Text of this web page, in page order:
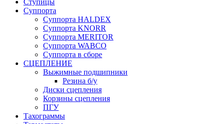
Суппорта
Суппорта HALDEX
Суппорта KNORR
Суппорта MERITOR
Суппорта WABCO
Суппорта в сборе
СЦЕПЛЕНИЕ
Выжимные подшипники
Резина б/у
Диски сцепления
Корзины сцепления
ПГУ
Тахограммы